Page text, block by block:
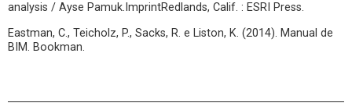
analysis / Ayse Pamuk.ImprintRedlands, Calif. : ESRI Press.
Eastman, C., Teicholz, P., Sacks, R. e Liston, K. (2014). Manual de
BIM. Bookman.